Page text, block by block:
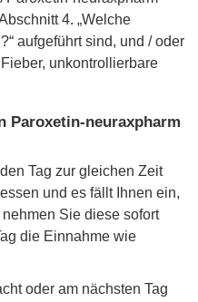
4. „Welche
aufgeführt sind, und / oder
unkontrollierbare
Paroxetin-neuraxpharm
Tag zur gleichen Zeit
und es fällt Ihnen ein,
Sie diese sofort
die Einnahme wie
oder am nächsten Tag